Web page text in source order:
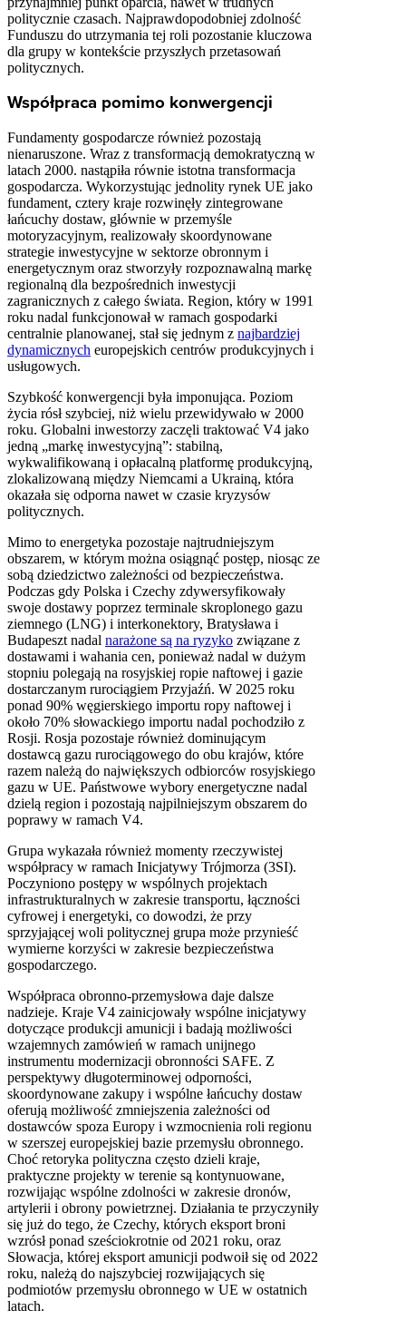
politycznie czasach. Najprawdopodobniej zdolność
Funduszu do utrzymania tej roli pozostanie kluczowa
dla grupy w kontekście przyszłych przetasowań
politycznych.
Współpraca pomimo konwergencji
Fundamenty gospodarcze również pozostają
nienaruszone. Wraz z transformacją demokratyczną w
latach 2000. nastąpiła równie istotna transformacja
gospodarcza. Wykorzystując jednolity rynek UE jako
fundament, cztery kraje rozwinęły zintegrowane
łańcuchy dostaw, głównie w przemyśle
motoryzacyjnym, realizowały skoordynowane
strategie inwestycyjne w sektorze obronnym i
energetycznym oraz stworzyły rozpoznawalną markę
regionalną dla bezpośrednich inwestycji
zagranicznych z całego świata. Region, który w 1991
roku nadal funkcjonował w ramach gospodarki
centralnie planowanej, stał się jednym z najbardziej
dynamicznych europejskich centrów produkcyjnych i
usługowych.
Szybkość konwergencji była imponująca. Poziom
życia rósł szybciej, niż wielu przewidywało w 2000
roku. Globalni inwestorzy zaczęli traktować V4 jako
jedną „markę inwestycyjną”: stabilną,
wykwalifikowaną i opłacalną platformę produkcyjną,
zlokalizowaną między Niemcami a Ukrainą, która
okazała się odporna nawet w czasie kryzysów
politycznych.
Mimo to energetyka pozostaje najtrudniejszym
obszarem, w którym można osiągnąć postęp, niosąc ze
sobą dziedzictwo zależności od bezpieczeństwa.
Podczas gdy Polska i Czechy zdywersyfikowały
swoje dostawy poprzez terminale skroplonego gazu
ziemnego (LNG) i interkonektory, Bratysława i
Budapeszt nadal narażone są na ryzyko związane z
dostawami i wahania cen, ponieważ nadal w dużym
stopniu polegają na rosyjskiej ropie naftowej i gazie
dostarczanym rurociągiem Przyjaźń. W 2025 roku
ponad 90% węgierskiego importu ropy naftowej i
około 70% słowackiego importu nadal pochodziło z
Rosji. Rosja pozostaje również dominującym
dostawcą gazu rurociągowego do obu krajów, które
razem należą do największych odbiorców rosyjskiego
gazu w UE. Państwowe wybory energetyczne nadal
dzielą region i pozostają najpilniejszym obszarem do
poprawy w ramach V4.
Grupa wykazała również momenty rzeczywistej
współpracy w ramach Inicjatywy Trójmorza (3SI).
Poczyniono postępy w wspólnych projektach
infrastrukturalnych w zakresie transportu, łączności
cyfrowej i energetyki, co dowodzi, że przy
sprzyjającej woli politycznej grupa może przynieść
wymierne korzyści w zakresie bezpieczeństwa
gospodarczego.
Współpraca obronno-przemysłowa daje dalsze
nadzieje. Kraje V4 zainicjowały wspólne inicjatywy
dotyczące produkcji amunicji i badają możliwości
wzajemnych zamówień w ramach unijnego
instrumentu modernizacji obronności SAFE. Z
perspektywy długoterminowej odporności,
skoordynowane zakupy i wspólne łańcuchy dostaw
oferują możliwość zmniejszenia zależności od
dostawców spoza Europy i wzmocnienia roli regionu
w szerszej europejskiej bazie przemysłu obronnego.
Choć retoryka polityczna często dzieli kraje,
praktyczne projekty w terenie są kontynuowane,
rozwijając wspólne zdolności w zakresie dronów,
artylerii i obrony powietrznej. Działania te przyczyniły
się już do tego, że Czechy, których eksport broni
wzrósł ponad sześciokrotnie od 2021 roku, oraz
Słowacja, której eksport amunicji podwoił się od 2022
roku, należą do najszybciej rozwijających się
podmiotów przemysłu obronnego w UE w ostatnich
latach.